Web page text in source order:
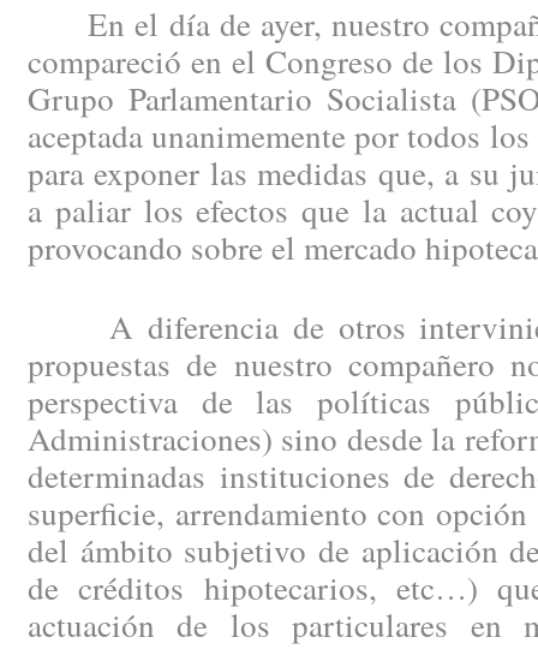
En el día de ayer, nuestro
compareció en el Congreso de los
Grupo Parlamentario Socialista
aceptada unanimemente por todos
para exponer las medidas que, a su
a paliar los efectos que la actual
provocando sobre el mercado
A diferencia de otros
propuestas de nuestro compañero
perspectiva de las políticas
Administraciones) sino desde la
determinadas instituciones de
superficie, arrendamiento con
del ámbito subjetivo de aplicación
de créditos hipotecarios, etc…)
actuación de los particulares en